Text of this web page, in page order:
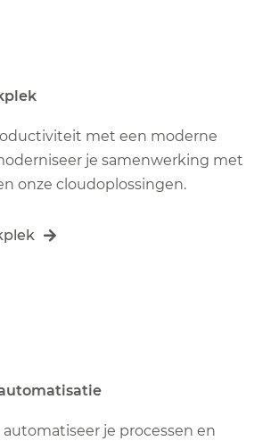
met een moderne
je samenwerking met
onze cloudoplossingen.
automatiseer je processen en